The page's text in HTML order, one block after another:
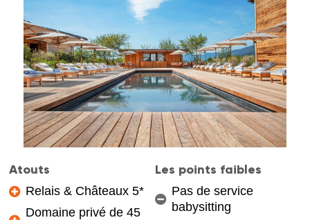
Atouts
Relais & Châteaux 5*
Domaine privé de 45
Les points faibles
Pas de service
babysitting